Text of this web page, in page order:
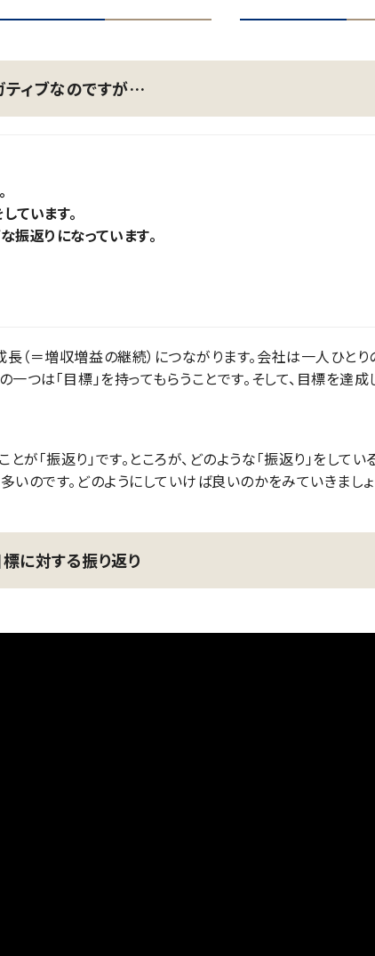
ィブなのですが…
ています。
振返りになっています。
（＝増収増益の継続）につながります。会社は一人ひとり
つは「目標」を持ってもらうことです。そして、目標を達成
「振返り」です。ところが、どのような「振返り」をして
のです。どのようにしていけば良いのかをみていきましょ
に対する振り返り